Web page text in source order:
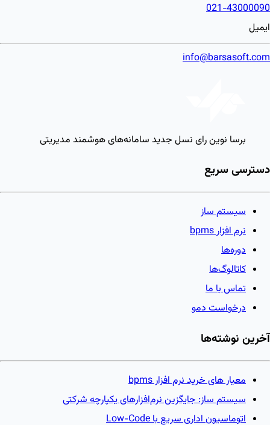
021-43000090
ایمیل
info@barsasoft.com
برسا نوین رای نسل جدید سامانه‌های هوشمند مدیریتی
دسترسی سریع
سیستم ساز
نرم افزار bpms
دوره‌ها
کاتالوگ‌ها
تماس با ما
درخواست دمو
آخرین نوشته‌ها
معیار های خرید نرم افزار bpms
سیستم ساز: جایگزین نرم‌افزارهای یکپارچه شرکتی
اتوماسیون اداری سریع با Low-Code